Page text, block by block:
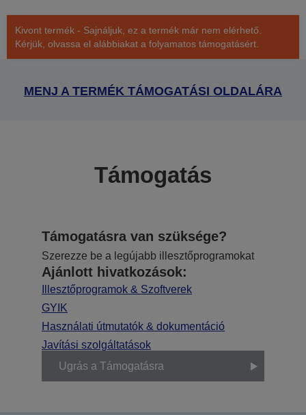
Kivont termék - Sajnáljuk, ez a termék már nem elérhető.
Kérjük, olvassa el alábbiakat a folyamatos támogatásért.
MENJ A TERMÉK TÁMOGATÁSI OLDALÁRA
Támogatás
Támogatásra van szüksége?
Szerezze be a legújabb illesztőprogramokat
Ajánlott hivatkozások:
Illesztőprogramok & Szoftverek
GYIK
Használati útmutatók & dokumentáció
Javítási szolgáltatások
Ugrás a Támogatásra